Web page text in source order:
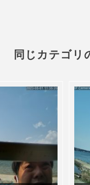
同じカテゴリ